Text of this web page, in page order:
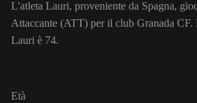
L'atleta Lauri, proveniente da Spagna,
Attaccante (ATT) per il club Granada CF.
Lauri è 74.
Età